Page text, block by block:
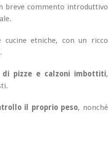
breve commento introduttivo
cucine etniche, con un ricco
.
pizze e calzoni imbottiti,
il proprio peso, nonché